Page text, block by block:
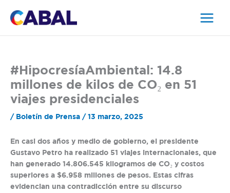
#HipocresíaAmbiental: 14.8
millones de kilos de CO₂ en 51
viajes presidenciales
/ Boletín de Prensa / 13 marzo, 2025
En casi dos años y medio de gobierno, el presidente
Gustavo Petro ha realizado 51 viajes internacionales, que
han generado 14.806.545 kilogramos de CO₂ y costos
superiores a $6.958 millones de pesos. Estas cifras
evidencian una contradicción entre su discurso